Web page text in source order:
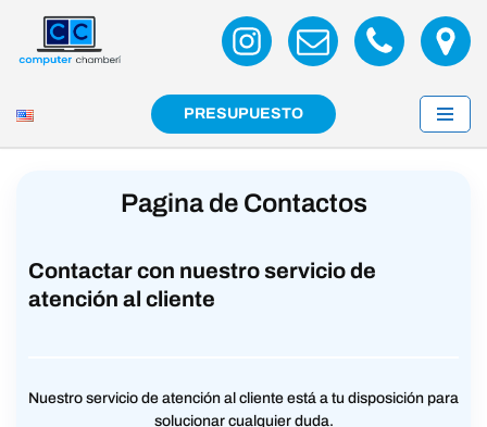
Saltar
PRESUPUESTO
Pagina de Contactos
Contactar con nuestro servicio de
atención al cliente
Nuestro servicio de atención al cliente está a tu disposición para
solucionar cualquier duda.